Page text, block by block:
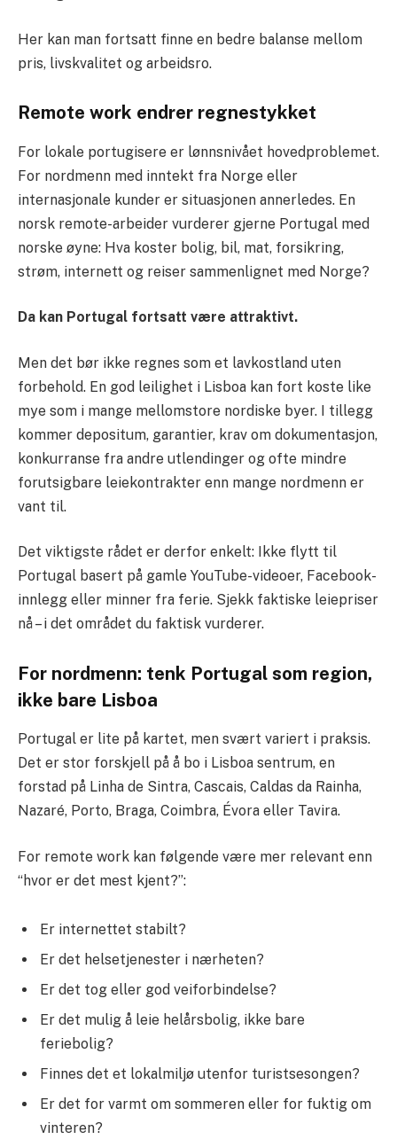
Her kan man fortsatt finne en bedre balanse mellom
pris, livskvalitet og arbeidsro.
Remote work endrer regnestykket
For lokale portugisere er lønnsnivået hovedproblemet.
For nordmenn med inntekt fra Norge eller
internasjonale kunder er situasjonen annerledes. En
norsk remote-arbeider vurderer gjerne Portugal med
norske øyne: Hva koster bolig, bil, mat, forsikring,
strøm, internett og reiser sammenlignet med Norge?
Da kan Portugal fortsatt være attraktivt.
Men det bør ikke regnes som et lavkostland uten
forbehold. En god leilighet i Lisboa kan fort koste like
mye som i mange mellomstore nordiske byer. I tillegg
kommer depositum, garantier, krav om dokumentasjon,
konkurranse fra andre utlendinger og ofte mindre
forutsigbare leiekontrakter enn mange nordmenn er
vant til.
Det viktigste rådet er derfor enkelt: Ikke flytt til
Portugal basert på gamle YouTube-videoer, Facebook-
innlegg eller minner fra ferie. Sjekk faktiske leiepriser
nå – i det området du faktisk vurderer.
For nordmenn: tenk Portugal som region,
ikke bare Lisboa
Portugal er lite på kartet, men svært variert i praksis.
Det er stor forskjell på å bo i Lisboa sentrum, en
forstad på Linha de Sintra, Cascais, Caldas da Rainha,
Nazaré, Porto, Braga, Coimbra, Évora eller Tavira.
For remote work kan følgende være mer relevant enn
“hvor er det mest kjent?”:
Er internettet stabilt?
Er det helsetjenester i nærheten?
Er det tog eller god veiforbindelse?
Er det mulig å leie helårsbolig, ikke bare
feriebolig?
Finnes det et lokalmiljø utenfor turistsesongen?
Er det for varmt om sommeren eller for fuktig om
vinteren?